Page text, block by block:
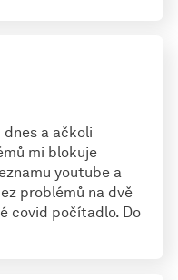
dnes a ačkoli
mi blokuje
youtube a
problémů na dvě
covid počítadlo. Do